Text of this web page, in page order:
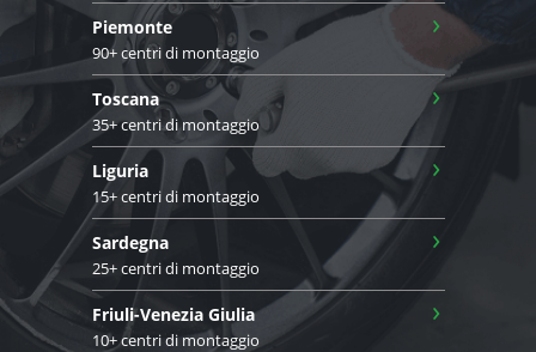
Piemonte
90+ centri di montaggio
›
Toscana
35+ centri di montaggio
›
Liguria
15+ centri di montaggio
›
Sardegna
25+ centri di montaggio
›
Friuli-Venezia Giulia
10+ centri di montaggio
›